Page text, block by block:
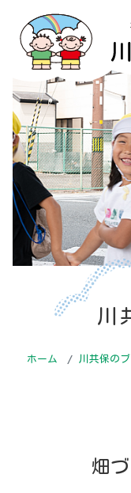
川
ホーム 川共保の
畑